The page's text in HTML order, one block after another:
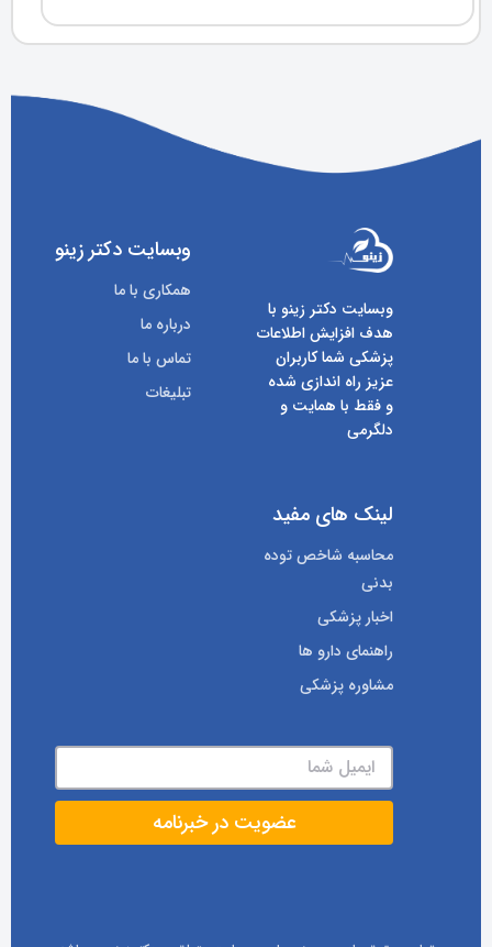
وبسایت دکتر زینو با
هدف افزایش اطلاعات
پزشکی شما کاربران
عزیز راه اندازی شده
و فقط با همایت و
دلگرمی
وبسایت دکتر زینو
همکاری با ما
درباره ما
تماس با ما
تبلیغات
لینک های مفید
محاسبه شاخص توده
بدنی
اخبار پزشکی
راهنمای دارو ها
مشاوره پزشکی